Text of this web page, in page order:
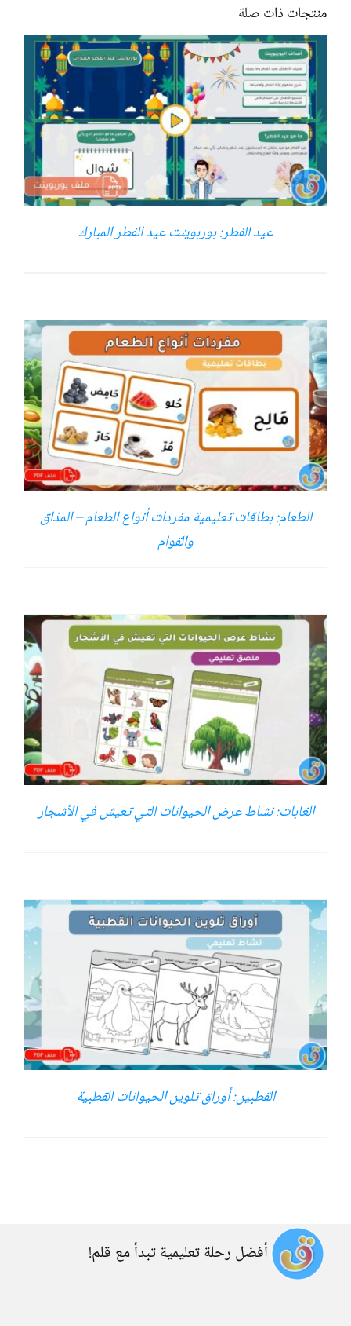
منتجات ذات صلة
عيد الفطر: بوربوينت عيد الفطر المبارك
الطعام: بطاقات تعليمية مفردات أنواع الطعام – المذاق
والقوام
الغابات: نشاط عرض الحيوانات التي تعيش في الأشجار
القطبين: أوراق تلوين الحيوانات القطبية
أفضل رحلة تعليمية تبدأ مع قلم!